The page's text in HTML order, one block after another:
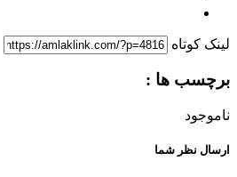
لینک کوتاه
برچسب ها :
ناموجود
ارسال نظر شما